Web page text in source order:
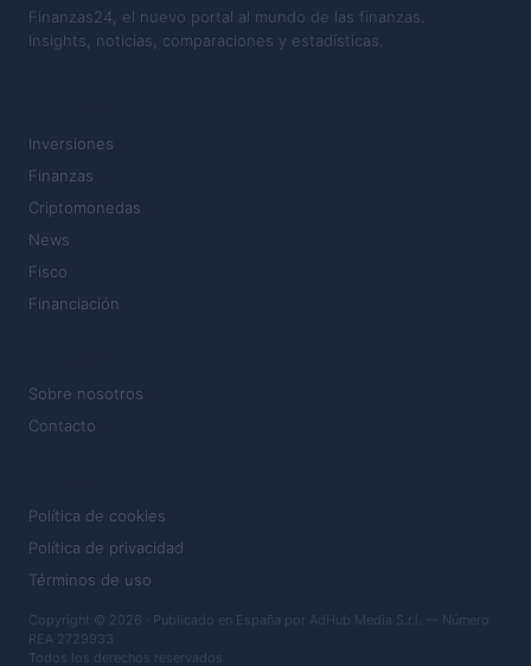
Finanzas24, el nuevo portal al mundo de las finanzas.
Insights, noticias, comparaciones y estadísticas.
Inversiones
Finanzas
Criptomonedas
News
Fisco
Financiación
Sobre nosotros
Contacto
Política de cookies
Política de privacidad
Términos de uso
Copyright © 2026 · Publicado en España por AdHub Media S.r.l. — Número
REA 2729933
Todos los derechos reservados